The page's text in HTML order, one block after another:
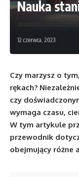
Nauka
12 czerwca, 2023
Czy marzysz o
rękach?
czy
wymaga czasu,
W tym artykule
przewodnik
obejmujący różne